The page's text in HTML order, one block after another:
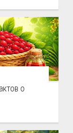
о